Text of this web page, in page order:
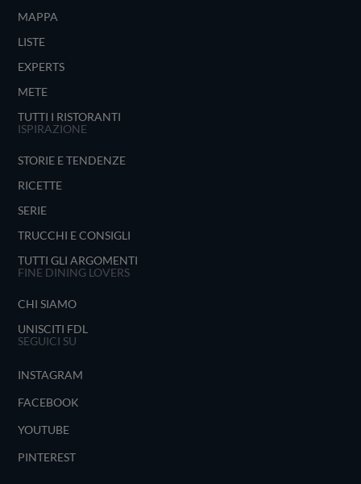
MAPPA
LISTE
EXPERTS
METE
TUTTI I RISTORANTI
ISPIRAZIONE
STORIE E TENDENZE
RICETTE
SERIE
TRUCCHI E CONSIGLI
TUTTI GLI ARGOMENTI
FINE DINING LOVERS
CHI SIAMO
UNISCITI FDL
SEGUICI SU
INSTAGRAM
FACEBOOK
YOUTUBE
PINTEREST